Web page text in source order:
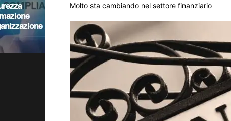
Molto sta cambiando nel settore finanziario